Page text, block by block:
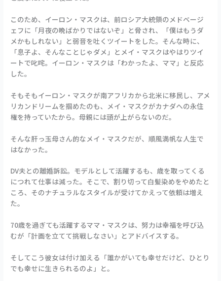
このため、イーロン・マスクは、前ロシア大統領のメドベージ
ェフに「月夜の晩ばかりではないぞ」と脅され、「僕はもうダ
メかもしれない」と弱音を吐くツイートをした。そんな時に、
「息子よ、そんなことじゃダメ」とメイ・マスクはやはりツイ
ートで叱咤。イーロン・マスクは「わかったよ、ママ」と反応
した。
そもそもイーロン・マスクが南アフリカから北米に移民し、アメ
リカンドリームを掴めたのも、メイ・マスクがカナダへの永住
権を持っていたから。母親には頭が上がらないのだ。
そんな肝っ玉母さん的なメイ・マスクだが、順風満帆な人生で
はなかった。
DV夫との離婚訴訟。モデルとして活躍するも、歳を取ってくる
につれて仕事は減った。そこで、割り切って白髪染めをやめたと
ころ、そのナチュラルなスタイルが受けてかえって依頼は増え
た。
70歳を過ぎても活躍するママ・マスクは、努力は幸福を呼び込
むが「計画を立てて挑戦しなさい」とアドバイスする。
そしてこう彼女は付け加える「誰かがいても幸せだけど、ひとり
でも幸せに生きられるのよ」と。